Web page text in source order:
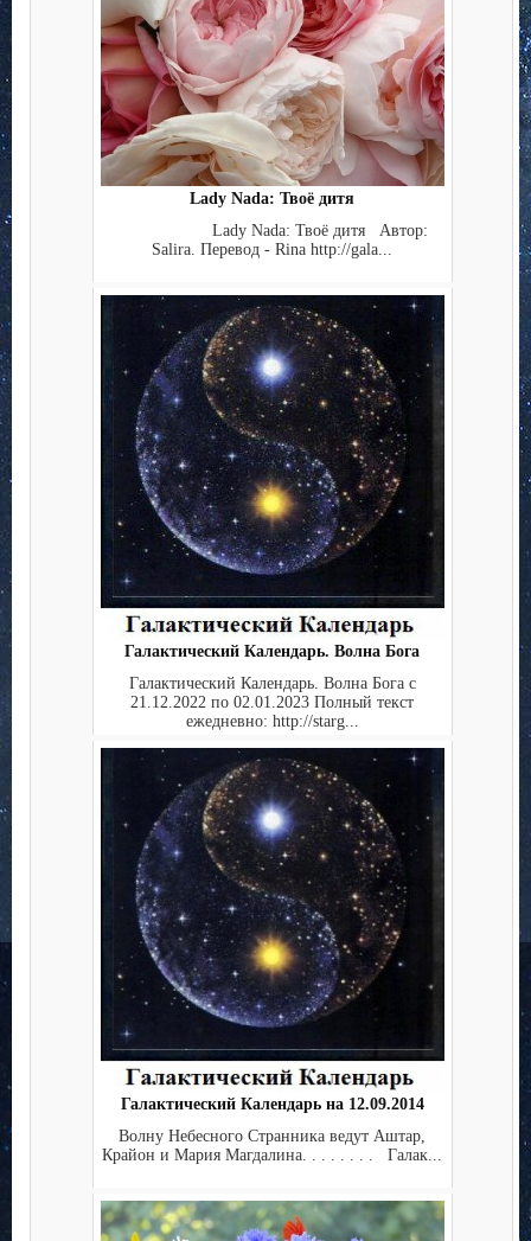
Lady Nada: Твоё дитя
Lady Nada: Твоё дитя Автор:
Salira. Перевод - Rina http://gala...
Галактический Календарь. Волна Бога
Галактический Календарь. Волна Бога с
21.12.2022 по 02.01.2023 Полный текст
ежедневно: http://starg...
Галактический Календарь на 12.09.2014
Волну Небесного Странника ведут Аштар,
Крайон и Мария Магдалина. . . . . . . . Галак...